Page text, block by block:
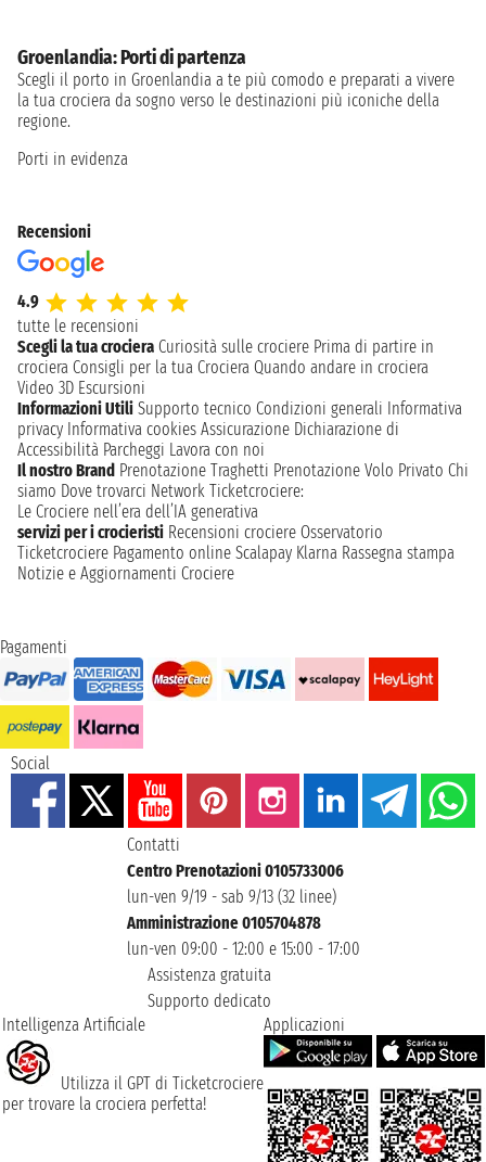
Groenlandia: Porti di partenza
Scegli il porto in Groenlandia a te più comodo e preparati a vivere
la tua crociera da sogno verso le destinazioni più iconiche della
regione.
Porti in evidenza
Recensioni
4.9
tutte le recensioni
Scegli la tua crociera Curiosità sulle crociere Prima di partire in
crociera Consigli per la tua Crociera Quando andare in crociera
Video 3D Escursioni
Informazioni Utili Supporto tecnico Condizioni generali Informativa
privacy Informativa cookies Assicurazione Dichiarazione di
Accessibilità Parcheggi Lavora con noi
Il nostro Brand Prenotazione Traghetti Prenotazione Volo Privato Chi
siamo Dove trovarci Network Ticketcrociere:
Le Crociere nell’era dell’IA generativa
servizi per i crocieristi Recensioni crociere Osservatorio
Ticketcrociere Pagamento online Scalapay Klarna Rassegna stampa
Notizie e Aggiornamenti Crociere
Pagamenti
Social
Contatti
Centro Prenotazioni 0105733006
lun-ven 9/19 - sab 9/13 (32 linee)
Amministrazione 0105704878
lun-ven 09:00 - 12:00 e 15:00 - 17:00
Assistenza gratuita
Supporto dedicato
Intelligenza Artificiale
Utilizza il GPT di Ticketcrociere
per trovare la crociera perfetta!
Applicazioni